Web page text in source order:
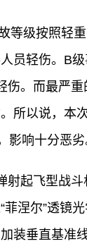
等级按照轻
员轻伤。B
伤。而最严
所以说，本
影响十分恶劣
射起飞型战
菲涅尔”透镜
装垂直基准